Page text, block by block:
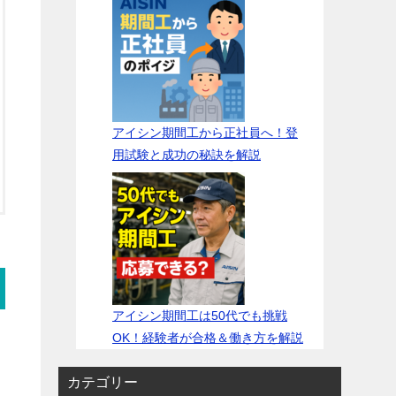
アイシン期間工から正社員へ！登
用試験と成功の秘訣を解説
アイシン期間工は50代でも挑戦
OK！経験者が合格＆働き方を解説
カテゴリー